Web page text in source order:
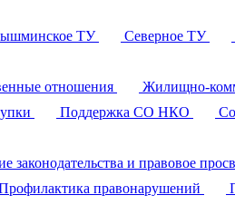
ТУ Северное ТУ
отношения Жилищно-
Поддержка СО НКО
законодательства и правовое
правонарушений